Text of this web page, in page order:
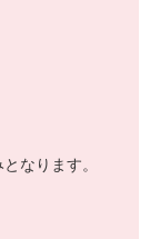
なります。